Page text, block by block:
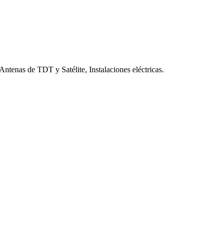
de TDT y Satélite, Instalaciones eléctricas.